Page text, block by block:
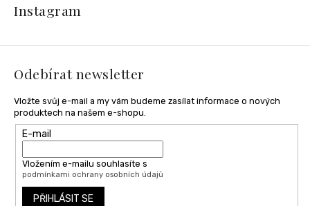
t
Instagram
Odebírat newsletter
Vložte svůj e-mail a my vám budeme zasílat informace o nových
produktech na našem e-shopu.
E-mail
Vložením e-mailu souhlasíte s
podmínkami ochrany osobních údajů
PŘIHLÁSIT SE